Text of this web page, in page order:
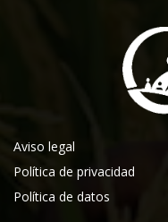
Aviso legal
Política de privacidad
Política de datos